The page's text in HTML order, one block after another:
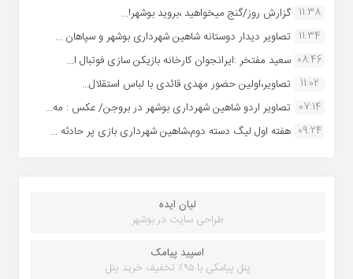
11:38 گزارش روز/گنج میخواهید ،بروید بوشهر!...
11:34 تصاویر دیدار دوستانه شاهین شهردارى بوشهر و سپاهان ...
08:46 سعید مفتخر :ایرانجوان کارخانه بازیکن سازی فوتبال ا...
11:02
تصاویر،اولین حضور مهدی قائدی با لباس استقلال...
07:14 تصاویر اردو شاهین شهرداری بوشهر در بروجن/ عکس : مه...
09:24 هفته اول لیگ دسته دوم،شاهین شهرداری بازی پر حادثه ...
لیان ایده
طراحی سایت در بوشهر
اسپید پیامک
پنل پیامکی با ۹۵٪ تخفیف خرید پنل